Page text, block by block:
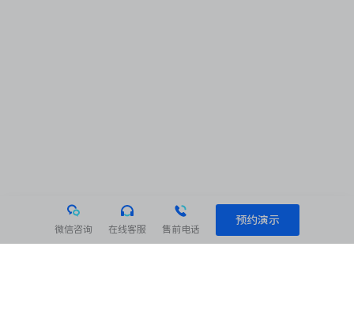
微信咨询 在线客服 售前电话
预约演示